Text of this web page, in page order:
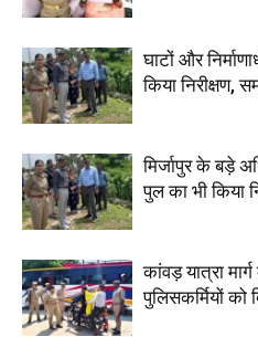
घाटों और
किया निरीक्षण,
मिर्जापुर के बड़े
पुल का भी किया
कांवड़ यात्रा
पुलिसकर्मियों को